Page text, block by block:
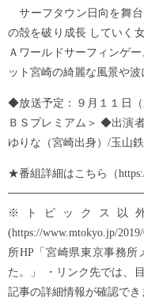
サーフタウン日向を舞
の殻を破り成長 していく
Ａワールドサーフィンゲ
ット宮崎の綺麗な風景や波
◆放送予定：９月１１日
ＢＳプレミアム＞ ◆出演
ゆりな（宮崎出身）/玉山
★番組詳細はこちら（
※トピックス以
(https://www.mtokyo.jp/
所HP「宮崎県東京事務所
た。」 ・リンク先では、
記事の詳細情報が確認でき